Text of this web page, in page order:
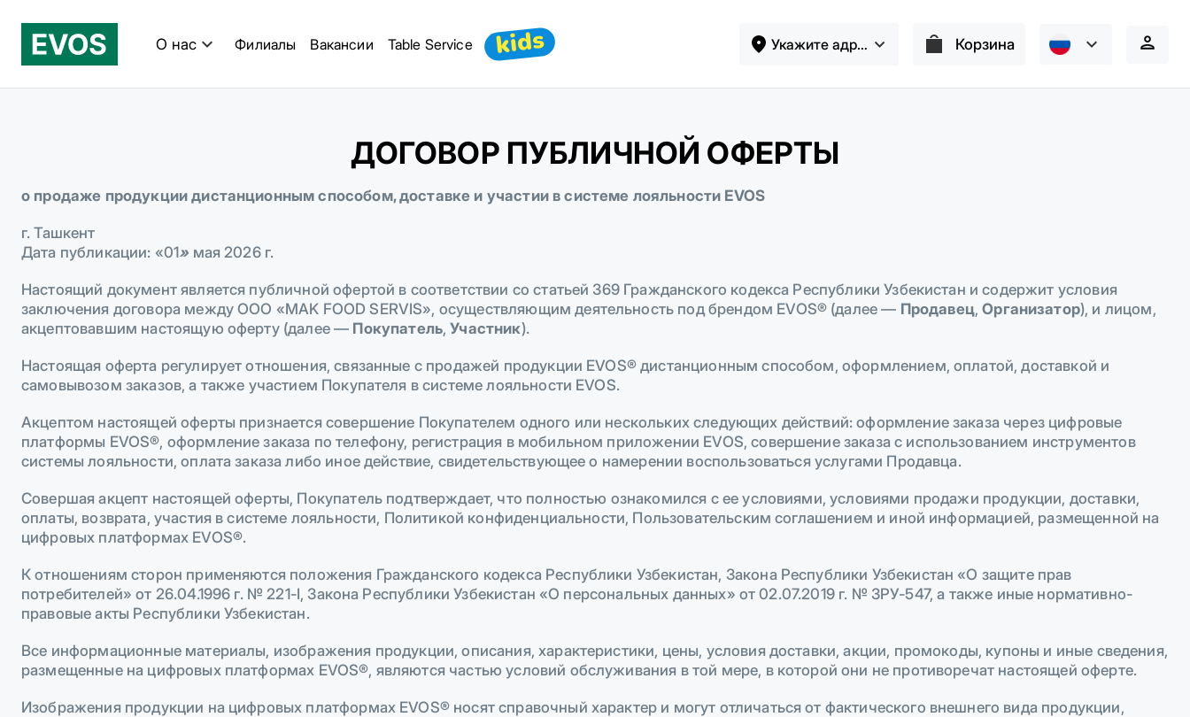
О нас Филиалы Вакансии Table Service kids Укажите адрес Корзина
ДОГОВОР ПУБЛИЧНОЙ ОФЕРТЫ
о продаже продукции дистанционным способом, доставке и участии в системе лояльности EVOS
г. Ташкент
Дата публикации: «01» мая 2026 г.
Настоящий документ является публичной офертой в соответствии со статьей 369 Гражданского кодекса Республики Узбекистан и содержит условия
заключения договора между ООО «MAK FOOD SERVIS», осуществляющим деятельность под брендом EVOS® (далее — Продавец,Организатор), и лицом,
акцептовавшим настоящую оферту (далее — Покупатель,Участник).
Настоящая оферта регулирует отношения, связанные с продажей продукции EVOS® дистанционным способом, оформлением, оплатой, доставкой и
самовывозом заказов, а также участием Покупателя в системе лояльности EVOS.
Акцептом настоящей оферты признается совершение Покупателем одного или нескольких следующих действий: оформление заказа через цифровые
платформы EVOS®, оформление заказа по телефону, регистрация в мобильном приложении EVOS, совершение заказа с использованием инструментов
системы лояльности, оплата заказа либо иное действие, свидетельствующее о намерении воспользоваться услугами Продавца.
Совершая акцепт настоящей оферты, Покупатель подтверждает, что полностью ознакомился с ее условиями, условиями продажи продукции, доставки,
оплаты, возврата, участия в системе лояльности, Политикой конфиденциальности, Пользовательским соглашением и иной информацией, размещенной на
цифровых платформах EVOS®.
К отношениям сторон применяются положения Гражданского кодекса Республики Узбекистан, Закона Республики Узбекистан «О защите прав
потребителей» от 26.04.1996 г. № 221-I, Закона Республики Узбекистан «О персональных данных» от 02.07.2019 г. № ЗРУ-547, а также иные нормативно-
правовые акты Республики Узбекистан.
Все информационные материалы, изображения продукции, описания, характеристики, цены, условия доставки, акции, промокоды, купоны и иные сведения,
размещенные на цифровых платформах EVOS®, являются частью условий обслуживания в той мере, в которой они не противоречат настоящей оферте.
Изображения продукции на цифровых платформах EVOS® носят справочный характер и могут отличаться от фактического внешнего вида продукции,